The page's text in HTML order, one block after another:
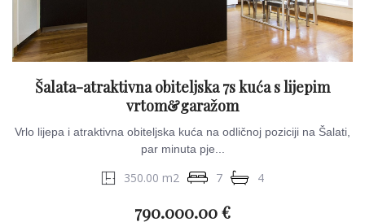
Šalata-atraktivna obiteljska 7s kuća s lijepim
vrtom&garažom
Vrlo lijepa i atraktivna obiteljska kuća na odličnoj poziciji na Šalati,
par minuta pje...
350.00 m2 7 4
790.000.00 €